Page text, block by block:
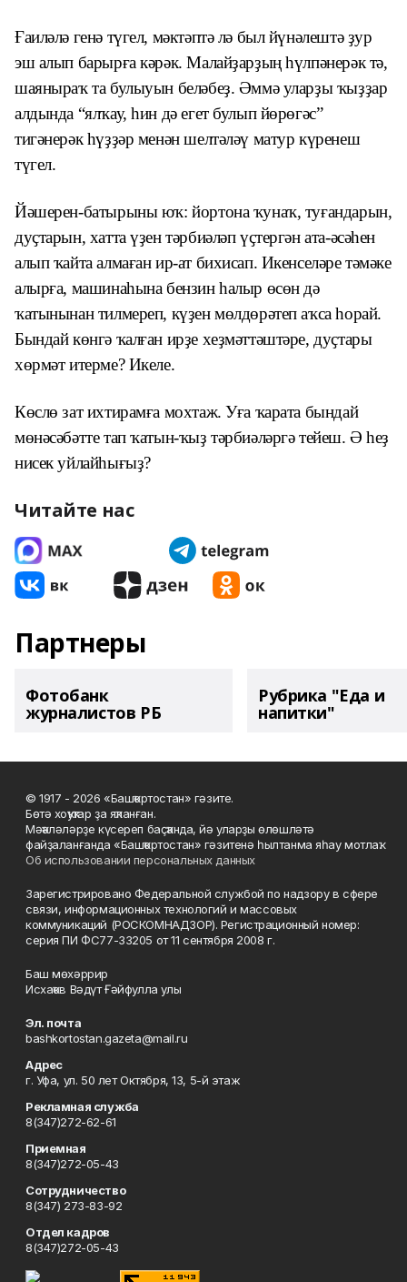
Ғаиләлә генә түгел, мәктәптә лә был йүнәлештә ҙур
эш алып барырға кәрәк. Малайҙарҙың һүлпәнерәк тә,
шаяныраҡ та булыуын беләбеҙ. Әммә уларҙы ҡыҙҙар
алдында “ялҡау, һин дә егет булып йөрөгәс”
тигәнерәк һүҙҙәр менән шелтәләү матур күренеш
түгел.
Йәшерен-батырыны юҡ: йортона ҡунаҡ, туғандарын,
дуҫтарын, хатта үҙен тәрбиәләп үҫтергән ата-әсәһен
алып ҡайта алмаған ир-ат бихисап. Икенселәре тәмәке
алырға, машинаһына бензин һалыр өсөн дә
ҡатынынан тилмереп, күҙен мөлдөрәтеп аҡса һорай.
Бындай көнгә ҡалған ирҙе хеҙмәттәштәре, дуҫтары
хөрмәт итерме? Икеле.
Көслө зат ихтирамға мохтаж. Уға ҡарата бындай
мөнәсәбәтте тап ҡатын-ҡыҙ тәрбиәләргә тейеш. Ә һеҙ
нисек уйлайһығыҙ?
Читайте нас
Партнеры
Фотобанк
журналистов РБ
Рубрика "Еда и
напитки"
© 1917 - 2026 «Башҡортостан» гәзите.
Бөтә хоҡуҡтар ҙа яҡланған.
Мәҡәләләрҙе күсереп баҫҡанда, йә уларҙы өлөшләтә
файҙаланғанда «Башҡортостан» гәзитенә һылтанма яһау мотлаҡ.
Об использовании персональных данных
Зарегистрировано Федеральной службой по надзору в сфере
связи, информационных технологий и массовых
коммуникаций (РОСКОМНАДЗОР). Регистрационный номер:
серия ПИ ФС77-33205 от 11 сентября 2008 г.
Баш мөхәррир
Исхаҡов Вәдүт Ғәйфулла улы
Эл. почта
bashkortostan.gazeta@mail.ru
Адрес
г. Уфа, ул. 50 лет Октября, 13, 5-й этаж
Рекламная служба
8(347)272-62-61
Приемная
8(347)272-05-43
Сотрудничество
8(347) 273-83-92
Отдел кадров
8(347)272-05-43